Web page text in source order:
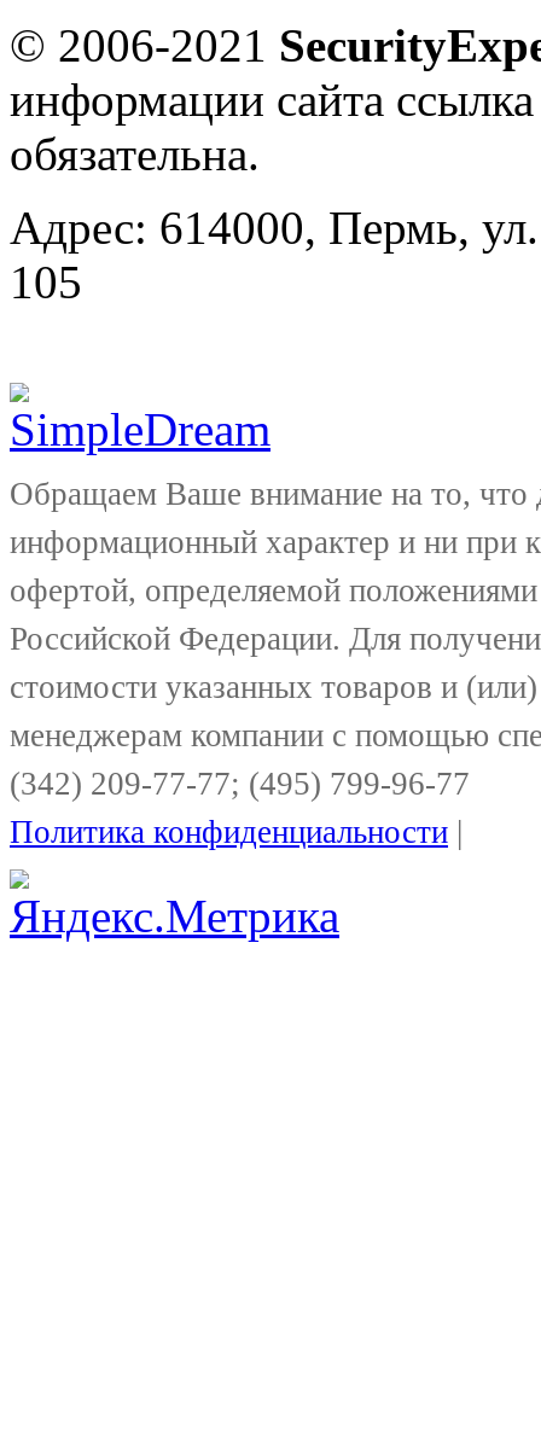
© 2006-2021
информации сайта
обязательна.
Адрес: 614000, Пермь,
105
Обращаем Ваше внимание на то, что
информационный характер и ни при
офертой, определяемой
Российской Федерации. Для
стоимости указанных товаров и
менеджерам компании с помощью
(342) 209-77-77; (495) 799-96-77
Политика конфиденциальности |